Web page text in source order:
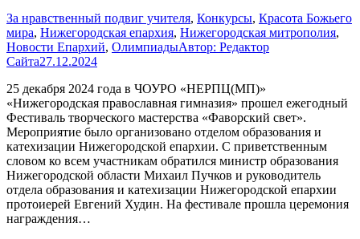
За нравственный подвиг учителя, Конкурсы, Красота Божьего
мира, Нижегородская епархия, Нижегородская митрополия,
Новости Епархий, ОлимпиадыАвтор: Редактор
Сайта27.12.2024
25 декабря 2024 года в ЧОУРО «НЕРПЦ(МП)»
«Нижегородская православная гимназия» прошел ежегодный
Фестиваль творческого мастерства «Фаворский свет».
Мероприятие было организовано отделом образования и
катехизации Нижегородской епархии. С приветственным
словом ко всем участникам обратился министр образования
Нижегородской области Михаил Пучков и руководитель
отдела образования и катехизации Нижегородской епархии
протоиерей Евгений Худин. На фестивале прошла церемония
награждения…